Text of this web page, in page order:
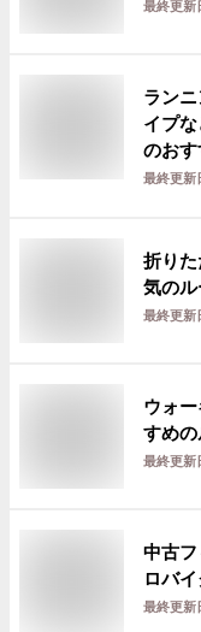
最終更新
ラン
イプ
のおす
最終更新
折り
気のル
最終更新
ウォ
すめの
最終更新
中古
ロバ
最終更新